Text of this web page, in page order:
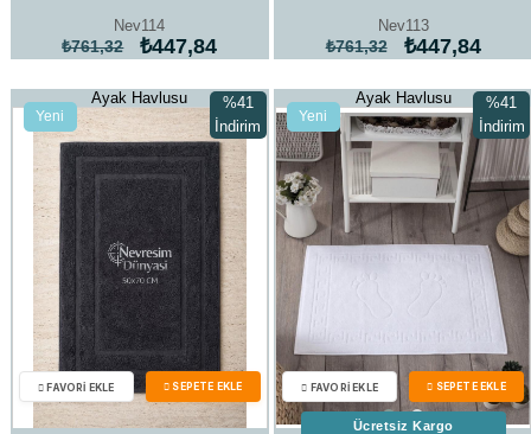
Nev114
₺447,84
₺761,32
Nev113
₺447,84
₺761,32
Ayak Havlusu
%41
İndirim
%41İndirim
Yeni
Ürün
Ayak Havlusu
%41
İndirim
Ücretsiz Kargo
Yeni
Ürün